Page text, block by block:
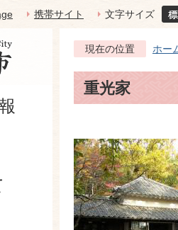
携帯サイト 文字サイズ
現在の位置 ホー
重光家